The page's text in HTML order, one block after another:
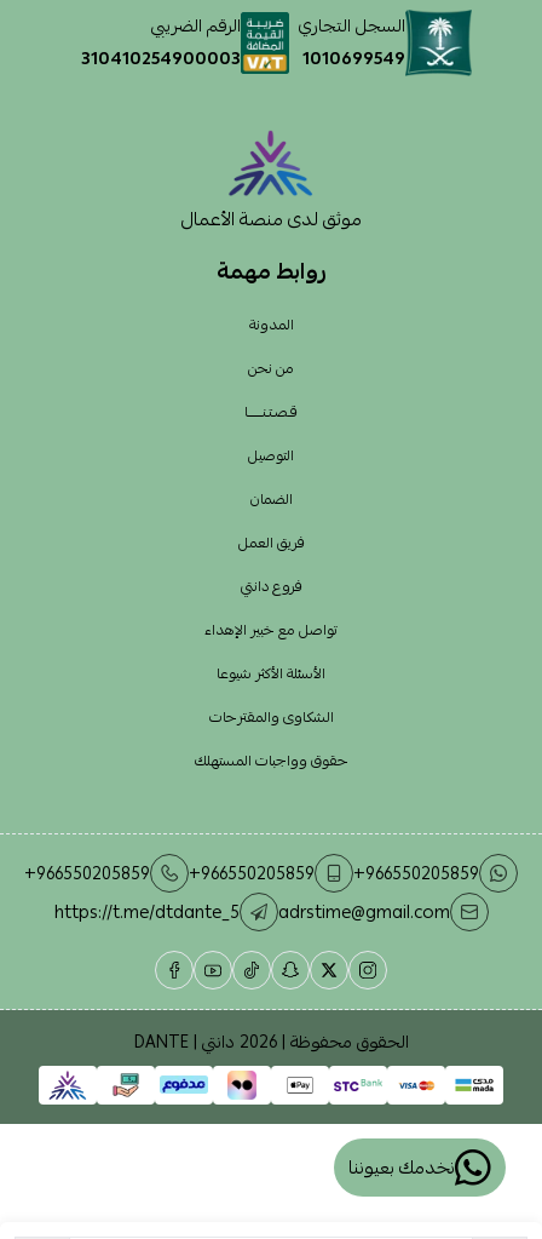
روابط مهمة
المدونة
من نحن
قـصـتـنــــــا
التوصيل
الضمان
فريق العمل
فروع دانتي
تواصل مع خبير الإهداء
الأسئلة الأكثر شيوعا
الشكاوى والمقترحات
حقوق وواجبات المستهلك
السجل التجاري
1010699549
الرقم الضريبي
310410254900003
موثق لدى منصة الأعمال
+966550205859
+966550205859
+966550205859
adrstime@gmail.com
https://t.me/dtdante_5
الحقوق محفوظة | 2026 دانتي | DANTE
نخدمك بعيوننا